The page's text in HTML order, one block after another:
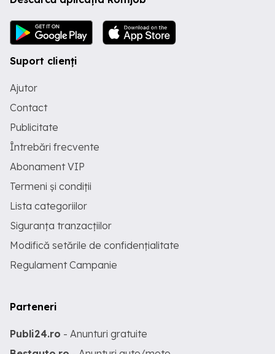
Suport clienți
Ajutor
Contact
Publicitate
Întrebări frecvente
Abonament VIP
Termeni și condiții
Lista categoriilor
Siguranța tranzacțiilor
Modifică setările de confidențialitate
Regulament Campanie
Parteneri
Publi24.ro - Anunturi gratuite